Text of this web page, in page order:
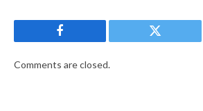
Facebook Twitter
Comments are closed.